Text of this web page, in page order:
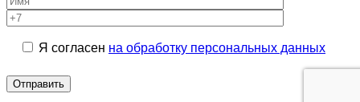
Я согласен на обработку персональных данных
Отправить